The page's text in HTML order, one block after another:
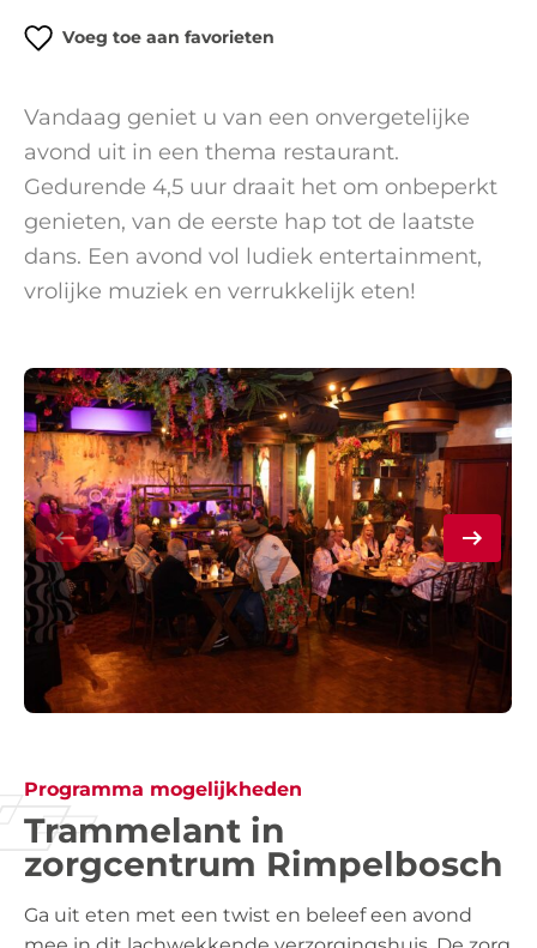
Voeg toe aan favorieten
Vandaag geniet u van een onvergetelijke
avond uit in een thema restaurant.
Gedurende 4,5 uur draait het om onbeperkt
genieten, van de eerste hap tot de laatste
dans. Een avond vol ludiek entertainment,
vrolijke muziek en verrukkelijk eten!
Programma mogelijkheden
Trammelant in
zorgcentrum Rimpelbosch
Ga uit eten met een twist en beleef een avond